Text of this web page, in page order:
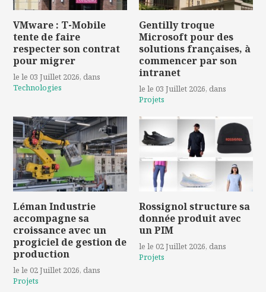
VMware : T-Mobile
tente de faire
respecter son contrat
pour migrer
le le 03 Juillet 2026, dans
Technologies
Gentilly troque
Microsoft pour des
solutions françaises, à
commencer par son
intranet
le le 03 Juillet 2026, dans
Projets
Léman Industrie
accompagne sa
croissance avec un
progiciel de gestion de
production
le le 02 Juillet 2026, dans
Projets
Rossignol structure sa
donnée produit avec
un PIM
le le 02 Juillet 2026, dans
Projets